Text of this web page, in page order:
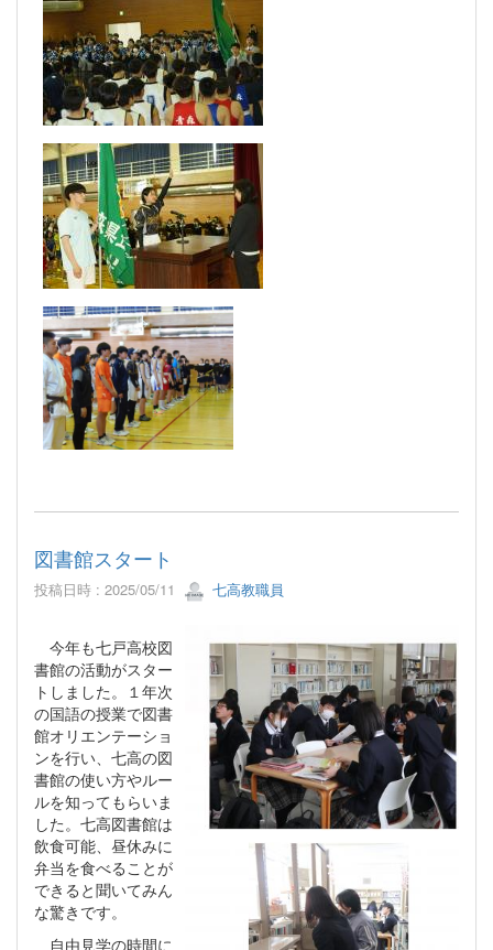
図書館スタート
投稿日時 : 2025/05/11 七高教職員
今年も七戸高校図
書館の活動がスター
トしました。１年次
の国語の授業で図書
館オリエンテーショ
ンを行い、七高の図
書館の使い方やルー
ルを知ってもらいま
した。七高図書館は
飲食可能、昼休みに
弁当を食べることが
できると聞いてみん
な驚きです。
自由見学の時間に